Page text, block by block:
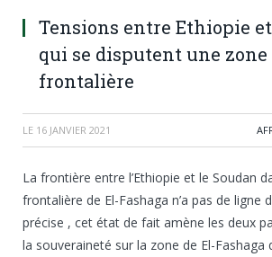
Tensions entre Ethiopie
qui se disputent une zone
frontalière
LE 16 JANVIER 2021
La frontière entre l’Ethiopie et le Soudan
frontalière de El-Fashaga n’a pas de ligne
précise , cet état de fait amène les deux
la souveraineté sur la zone de El-Fashaga